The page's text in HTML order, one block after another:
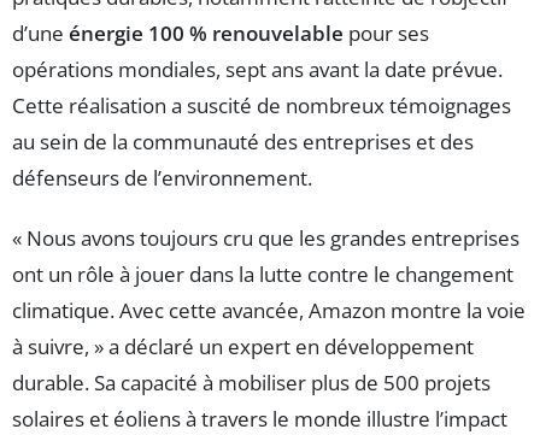
d’une énergie 100 % renouvelable pour ses
opérations mondiales, sept ans avant la date prévue.
Cette réalisation a suscité de nombreux témoignages
au sein de la communauté des entreprises et des
défenseurs de l’environnement.
« Nous avons toujours cru que les grandes entreprises
ont un rôle à jouer dans la lutte contre le changement
climatique. Avec cette avancée, Amazon montre la voie
à suivre, » a déclaré un expert en développement
durable. Sa capacité à mobiliser plus de 500 projets
solaires et éoliens à travers le monde illustre l’impact